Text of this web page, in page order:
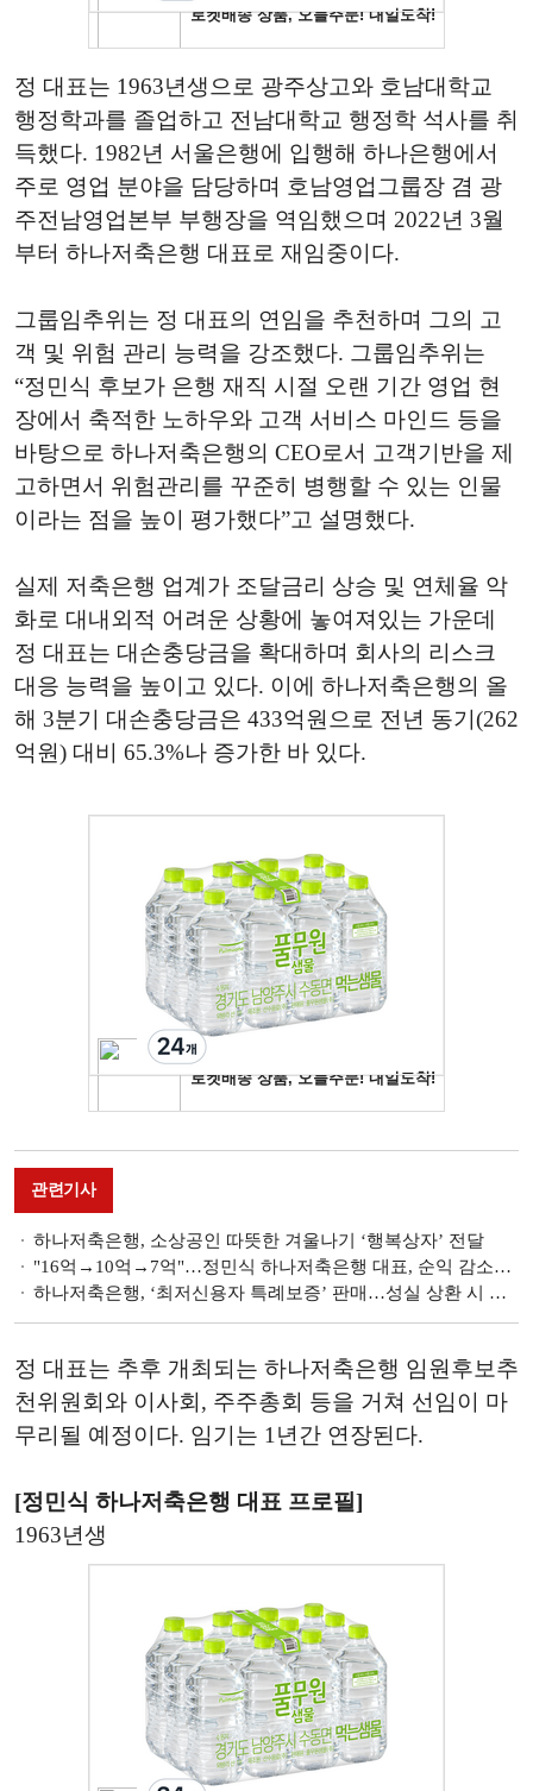
정 대표는 1963년생으로 광주상고와 호남대학교
행정학과를 졸업하고 전남대학교 행정학 석사를 취
득했다. 1982년 서울은행에 입행해 하나은행에서
주로 영업 분야을 담당하며 호남영업그룹장 겸 광
주전남영업본부 부행장을 역임했으며 2022년 3월
부터 하나저축은행 대표로 재임중이다.
그룹임추위는 정 대표의 연임을 추천하며 그의 고
객 및 위험 관리 능력을 강조했다. 그룹임추위는
“정민식 후보가 은행 재직 시절 오랜 기간 영업 현
장에서 축적한 노하우와 고객 서비스 마인드 등을
바탕으로 하나저축은행의 CEO로서 고객기반을 제
고하면서 위험관리를 꾸준히 병행할 수 있는 인물
이라는 점을 높이 평가했다”고 설명했다.
실제 저축은행 업계가 조달금리 상승 및 연체율 악
화로 대내외적 어려운 상황에 놓여져있는 가운데
정 대표는 대손충당금을 확대하며 회사의 리스크
대응 능력을 높이고 있다. 이에 하나저축은행의 올
해 3분기 대손충당금은 433억원으로 전년 동기(262
억원) 대비 65.3%나 증가한 바 있다.
관련기사
하나저축은행, 소상공인 따뜻한 겨울나기 ‘행복상자’ 전달
"16억→10억→7억"…정민식 하나저축은행 대표, 순익 감소세 지속 [금융사 2023 3분기 실적]
하나저축은행, ‘최저신용자 특례보증’ 판매…성실 상환 시 연 9.9%까지 금리↓
정 대표는 추후 개최되는 하나저축은행 임원후보추
천위원회와 이사회, 주주총회 등을 거쳐 선임이 마
무리될 예정이다. 임기는 1년간 연장된다.
[정민식 하나저축은행 대표 프로필]
1963년생